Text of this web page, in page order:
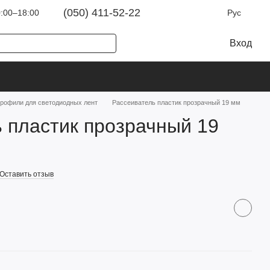
(050) 411-52-22 Рус
Вход
для светодиодных лент Рассеиватель пластик прозрачный 19 мм
пластик прозрачный 19
Оставить отзыв